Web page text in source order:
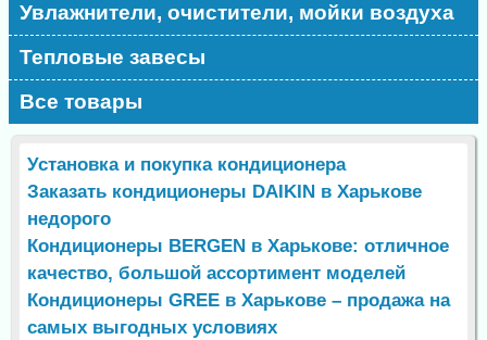
Увлажнители, очистители, мойки воздуха
Тепловые завесы
Все товары
Установка и покупка кондиционера
Заказать кондиционеры DAIKIN в Харькове
недорого
Кондиционеры BERGEN в Харькове: отличное
качество, большой ассортимент моделей
Кондиционеры GREE в Харькове – продажа на
самых выгодных условиях